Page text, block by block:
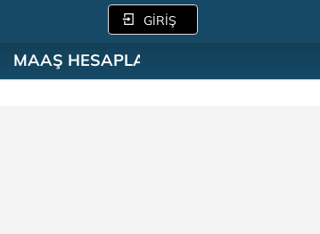
GİRİŞ
MAAŞ HESAPLAMA